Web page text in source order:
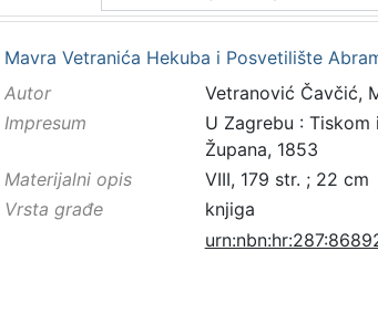
Mavra Vetranića Hekuba i Posvetilište
Autor
Vetranović Čavčić,
Impresum
U Zagrebu :
Župana, 1853
Materijalni opis
VIII, 179 str. ; 22 cm
Vrsta građe
knjiga